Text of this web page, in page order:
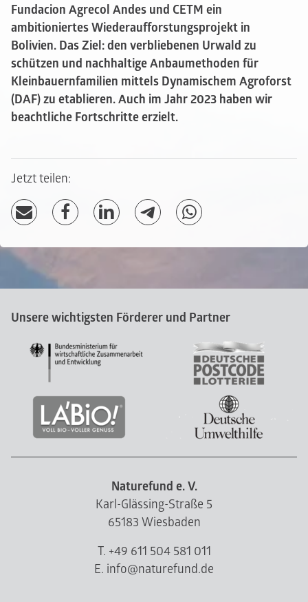
Fundacion Agrecol Andes und CETM ein
ambitioniertes Wiederaufforstungsprojekt in
Bolivien. Das Ziel: den verbliebenen Urwald zu
schützen und nachhaltige Anbaumethoden für
Kleinbauernfamilien mittels Dynamischem Agroforst
(DAF) zu etablieren. Auch im Jahr 2023 haben wir
beachtliche Fortschritte erzielt.
Jetzt teilen:
Unsere wichtigsten Förderer und Partner
Naturefund e. V.
Karl-Glässing-Straße 5
65183 Wiesbaden
T. +49 611 504 581 011
E. info@naturefund.de